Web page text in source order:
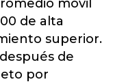
móvil
de alta
superior.
de
por